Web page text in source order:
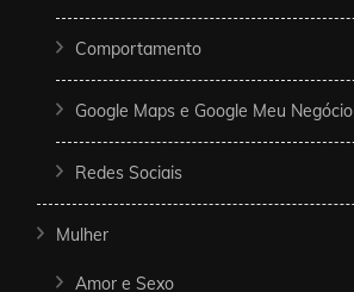
Comportamento
Google Maps e Google Meu Negócio
Redes Sociais
Mulher
Amor e Sexo